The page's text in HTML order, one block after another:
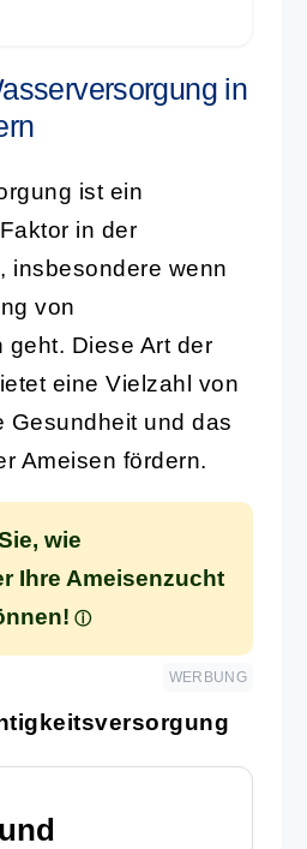
in
ist ein
in der
, insbesondere wenn
von
geht. Diese Art der
eine Vielzahl von
Gesundheit und das
Ameisen fördern.
wie
Ihre Ameisenzucht
WERBUNG